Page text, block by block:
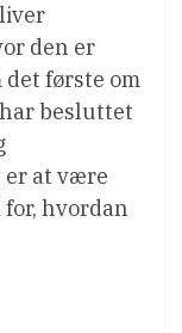
den er
det første om
besluttet
er at være
for, hvordan